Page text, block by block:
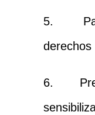
5.
derechos
6.